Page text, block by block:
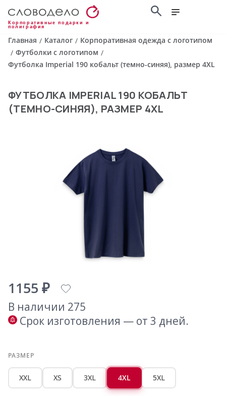
Корпоративные подарки и
полиграфия
Главная / Каталог / Корпоративная одежда с логотипом
/ Футболки с логотипом /
Футболка Imperial 190 кобальт (темно-синяя), размер 4XL
ФУТБОЛКА IMPERIAL 190 КОБАЛЬТ
(ТЕМНО-СИНЯЯ), РАЗМЕР 4XL
1155 ₽
В наличии 275
Срок изготовления — от 3 дней.
РАЗМЕР
XXL XS 3XL 4XL 5XL